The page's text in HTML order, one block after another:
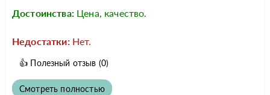
Достоинства: Цена, качество.
Недостатки: Нет.
👍 Полезный отзыв (0)
Смотреть полностью